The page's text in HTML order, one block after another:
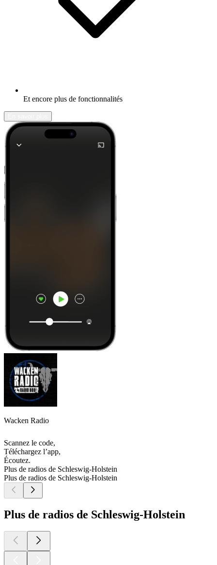
Et encore plus de fonctionnalités
Wacken Radio
Scannez le code,
Téléchargez l’app,
Écoutez.
Plus de radios de Schleswig-Holstein
Plus de radios de Schleswig-Holstein
Plus de radios de Schleswig-Holstein